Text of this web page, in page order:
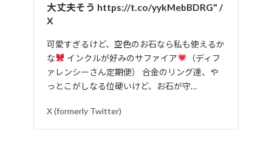
大丈夫そう https://t.co/yykMebBDRG" /
X
可愛すぎるけど、空色のお石なら私も使えるか
な
インクルが好みのサファイア
（ディフ
ァレンシーさん定期便） 合金のリング達、や
っとこがしなる位硬いけど、お石が守…
X (formerly Twitter)